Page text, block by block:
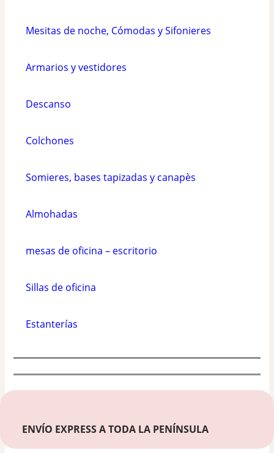
Mesitas de noche, Cómodas y Sifonieres
Armarios y vestidores
Descanso
Colchones
Somieres, bases tapizadas y canapès
Almohadas
mesas de oficina – escritorio
Sillas de oficina
Estanterías
ENVÍO EXPRESS A TODA LA PENÍNSULA